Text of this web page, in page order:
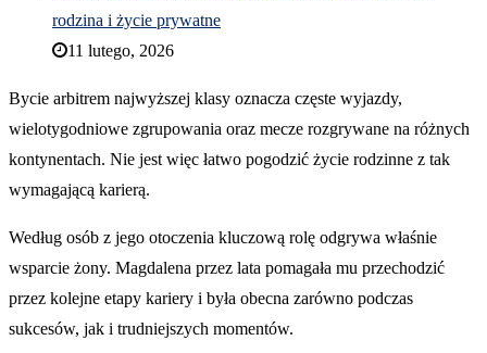
rodzina i życie prywatne
11 lutego, 2026
Bycie arbitrem najwyższej klasy oznacza częste wyjazdy,
wielotygodniowe zgrupowania oraz mecze rozgrywane na różnych
kontynentach. Nie jest więc łatwo pogodzić życie rodzinne z tak
wymagającą karierą.
Według osób z jego otoczenia kluczową rolę odgrywa właśnie
wsparcie żony. Magdalena przez lata pomagała mu przechodzić
przez kolejne etapy kariery i była obecna zarówno podczas
sukcesów, jak i trudniejszych momentów.